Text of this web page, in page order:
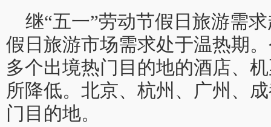
继“五一”劳动节假日旅游需
假日旅游市场需求处于温热期
多个出境热门目的地的酒店、
所降低。北京、杭州、广州、
门目的地。